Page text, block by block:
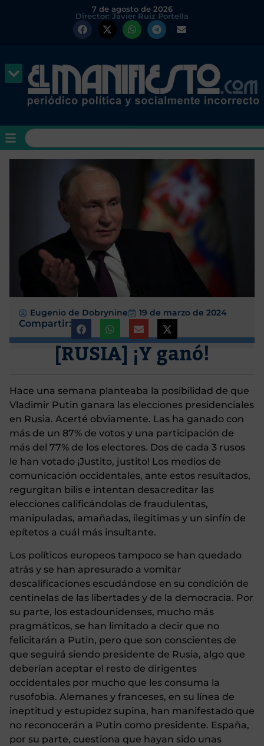
7 de agosto de 2026
Director: Javier Ruiz Portella
Eugenio de Dobrynine 19 de marzo de 2024
Compartir:
[RUSIA] ¡Y ganó!
Hace una semana planteaba la posibilidad de que
Vladimir Putin ganara las elecciones presidenciales
en Rusia. Acerté obviamente. Las ha ganado con
más de un 87% de votos y una participación de
más del 77% de los electores. Dos de cada 3 rusos
le han votado ¡Justito, justito! Los medios de
comunicación occidentales, ante estos resultados,
regurgitan bilis e intentan desacreditar las
elecciones calificándolas de fraudulentas,
manipuladas, amañadas, ilegitimas y un sinfín de
epítetos a cuál más insultante.
Los políticos europeos tampoco se han quedado
atrás y se han apresurado a vomitar
descalificaciones escudándose en su condición de
centinelas de las libertades y de la democracia. Por
su parte, los estadounidenses, mucho más
pragmáticos, se han limitado a decir que no
felicitarán a Putin, pero que son conscientes de
que seguirá siendo presidente de Rusia, algo que
deberían aceptar el resto de dirigentes
occidentales por mucho que les consuma la
rusofobia. Alemanes y franceses, en su línea de
ineptitud y estupidez supina, han manifestado que
no reconocerán a Putin como presidente. España,
por su parte, cuestiona que hayan sido unas